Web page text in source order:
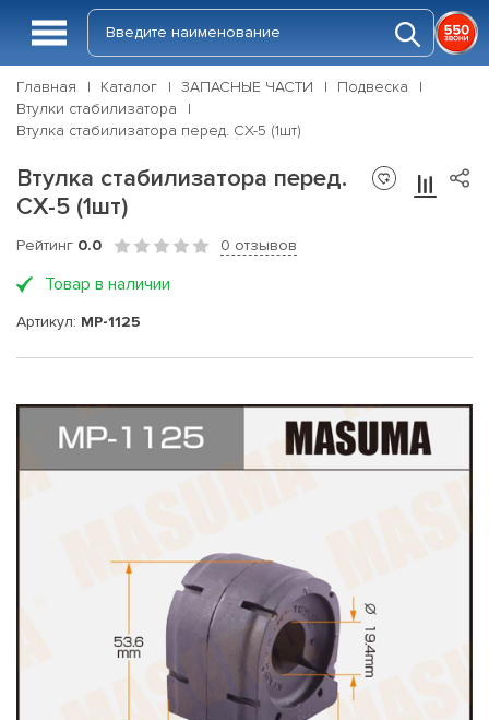
Главная Каталог ЗАПАСНЫЕ ЧАСТИ
Подвеска
Втулки стабилизатора
Втулка стабилизатора перед. CX-5 (1шт)
Втулка стабилизатора перед.
CX-5 (1шт)
Рейтинг 0.0 0 отзывов
Товар в наличии
Артикул: MP-1125